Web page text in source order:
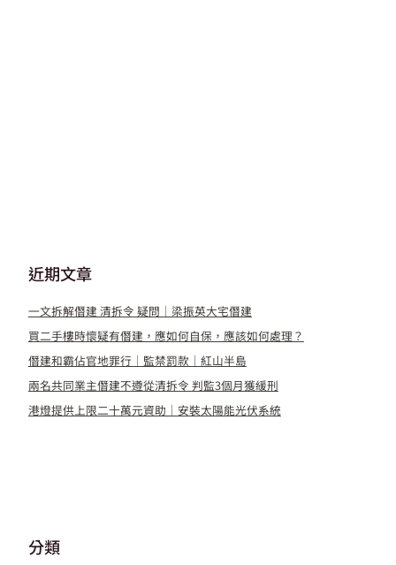
近期文章
一文拆解僭建 清拆令 疑問｜梁振英大宅僭建
買二手樓時懷疑有僭建，應如何自保，應該如何處理？
僭建和霸佔官地罪行｜監禁罰款｜紅山半島
兩名共同業主僭建不遵從清拆令 判監3個月獲緩刑
港燈提供上限二十萬元資助｜安裝太陽能光伏系統
分類